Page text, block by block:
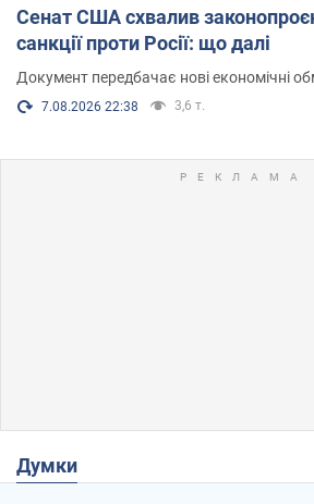
Сенат США схвалив
санкції проти Росії: що далі
Документ передбачає нові економічні
7.08.2026 22:38 3,6 т.
Думки